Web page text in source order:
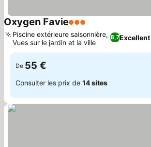
Oxygen Favie3 Étoiles
8,7Excellent
Piscine extérieure saisonnière,
Vues sur le jardin et la ville
De 55 €
Consulter les prix de 14 sites